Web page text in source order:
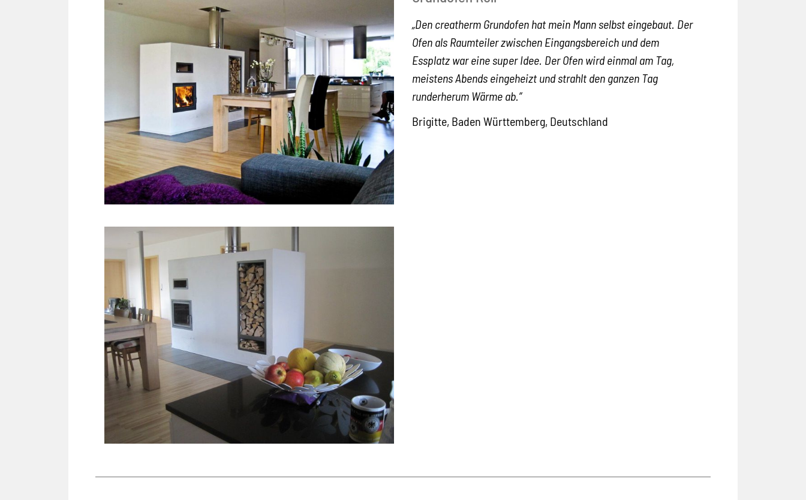
„Den creatherm Grundofen hat mein Mann selbst eingebaut. Der
Ofen als Raumteiler zwischen Eingangsbereich und dem
Essplatz war eine super Idee. Der Ofen wird einmal am Tag,
meistens Abends eingeheizt und strahlt den ganzen Tag
runderherum Wärme ab.”
Brigitte, Baden Württemberg, Deutschland